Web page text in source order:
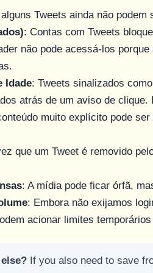
Tweets ainda não podem
: Contas com Tweets
não pode acessá-los
Idade: Tweets sinalizados
atrás de um aviso de
muito explícito pode
que um Tweet é removido
: A mídia pode ficar órfã,
: Embora não exijamos
acionar limites
If you also need to save